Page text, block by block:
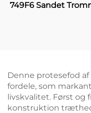
749F6 Sandet
Denne protesefod
fordele, som
livskvalitet. Først og
konstruktion